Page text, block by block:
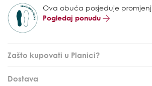
Ova obuća posjeduje
Pogledaj ponudu
Zašto kupovati u Planici?
Dostava